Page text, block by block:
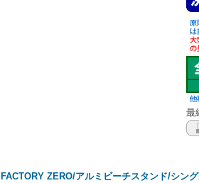
最
FACTORY ZERO/アルミビーチスタンド/シン